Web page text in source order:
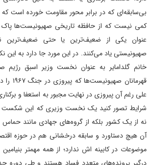
بی‌سابقه‌ای که در برابر محور مقاومت خورده است که
کمی نیست که از حافظه تاریخی صهیونیست‌ها پاک
عنوان یکی از ضعیف‌ترین یا حتی ضعیف‌ترین
صهیونیستی یاد می‌کنند. در این مورد جا دارد به این
خانم گلدامایر به عنوان نخست وزیر اسبق رژیم
علی رغم آن پیروزی در نهایت مجبور به استعفا و
شرایط تصور کنید یک نخست وزیری که این شکست
نه از یک کشور بلکه از گروه‌های جهادی مانند
آن هیچ دستاورد و سابقه درخشانی هم در حوزه
موضوعات در کابینه اش ندارد؛ از همه مهمتر بنیامین